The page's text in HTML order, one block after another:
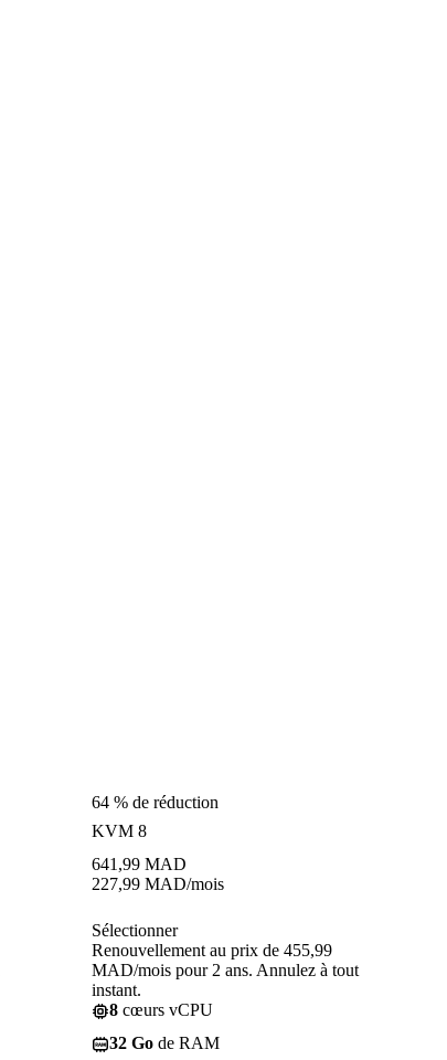
64 % de réduction
KVM 8
641,99 MAD
227,99 MAD/mois
Sélectionner
Renouvellement au prix de 455,99
MAD/mois pour 2 ans. Annulez à tout
instant.
8 cœurs vCPU
32 Go de RAM